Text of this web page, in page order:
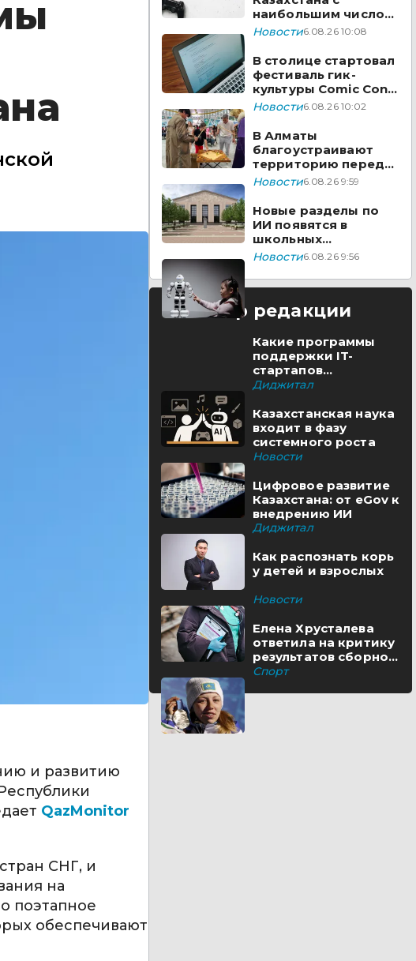
и развитию
QazMonitor
СНГ, и
на
поэтапное
обеспечивают
наибольшим числом
вакансий на Enbek.kz
Новости6.08.26 10:08
В столице стартовал
фестиваль гик-
культуры Comic Con
Astana 2026
Новости6.08.26 10:02
В Алматы
благоустраивают
территорию перед
ТЮЗом
Новости6.08.26 9:59
Новые разделы по
ИИ появятся в
школьных
предметах
Новости6.08.26 9:56
Выбор редакции
Какие программы
поддержки IT-
стартапов
реализуются в
Диджитал
Казахстанская наука
входит в фазу
системного роста
Новости
Цифровое развитие
Казахстана: от eGov к
внедрению ИИ
Диджитал
Как распознать корь
у детей и взрослых
Новости
Елена Хрусталева
ответила на критику
результатов сборной
Казахстана
Спорт